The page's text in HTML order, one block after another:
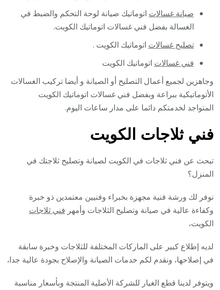
صيانة غسالات اتوماتيك صيانة لوحة التحكم والضبط في
الغسالة بفضل فني غسالات اتوماتيك الكويت.
تصليح غسالات اتوماتيك الكويت .
فني غسالات اتوماتيك الكويت
وجاهزين لجميع أعمال التصليح أو الصيانة و أيضا تركيب الغسالات
الأتوماتيكية ببراعة وبفضل فني غسالات اتوماتيك الكويت
المتواجد لخدمتكم دائما على مدار ساعات اليوم.
فني ثلاجات الكويت
تبحث عن فني ثلاجات في الكويت لصيانة وتصليح ثلاجتك في
المنزل؟
نوفر لك ورشة فنية مجهزة بخبراء وفنيين معتمدين ذو خبرة
وكفاءة عالية في صيانة وتصليح الثلاجات وأمهر فني ثلاجات
الكويت،
لديه إطلاع كبير على الماركات المختلفة للثلاجات وخبرة سابقة
في إصلاحها، ونقدم لكم خدمات الصيانة والإصلاح بجودة عالية جدا،
ويتوفر لدينا قطع الغيار للشركة الأصلية المنتجة وبأسعار مناسبة